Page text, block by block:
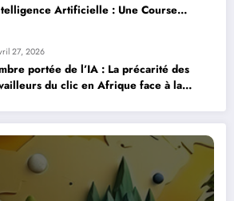
Artificielle : Une Course
27, 2026
portée de l’IA : La précarité des
du clic en Afrique face à la